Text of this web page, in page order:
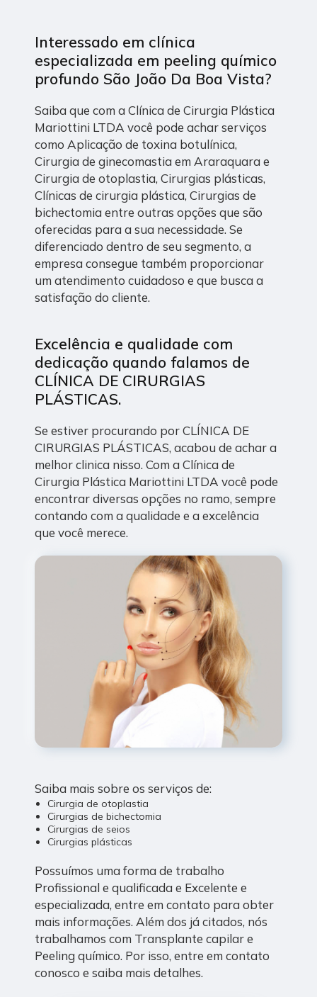
Interessado em clínica
especializada em peeling químico
profundo São João Da Boa Vista?
Saiba que com a Clínica de Cirurgia Plástica
Mariottini LTDA você pode achar serviços
como Aplicação de toxina botulínica,
Cirurgia de ginecomastia em Araraquara e
Cirurgia de otoplastia, Cirurgias plásticas,
Clínicas de cirurgia plástica, Cirurgias de
bichectomia entre outras opções que são
oferecidas para a sua necessidade. Se
diferenciado dentro de seu segmento, a
empresa consegue também proporcionar
um atendimento cuidadoso e que busca a
satisfação do cliente.
Excelência e qualidade com
dedicação quando falamos de
CLÍNICA DE CIRURGIAS
PLÁSTICAS.
Se estiver procurando por CLÍNICA DE
CIRURGIAS PLÁSTICAS, acabou de achar a
melhor clinica nisso. Com a Clínica de
Cirurgia Plástica Mariottini LTDA você pode
encontrar diversas opções no ramo, sempre
contando com a qualidade e a excelência
que você merece.
Saiba mais sobre os serviços de:
Cirurgia de otoplastia
Cirurgias de bichectomia
Cirurgias de seios
Cirurgias plásticas
Possuímos uma forma de trabalho
Profissional e qualificada e Excelente e
especializada, entre em contato para obter
mais informações. Além dos já citados, nós
trabalhamos com Transplante capilar e
Peeling químico. Por isso, entre em contato
conosco e saiba mais detalhes.